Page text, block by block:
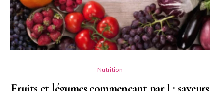
Nutrition